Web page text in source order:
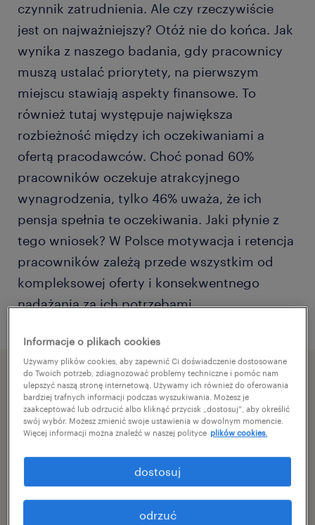
czynnik zatrudnienia. Ale czy rzeczywiście
jest on najważniejszy? Otóż nie do końca. Jak
wynika z naszego badania, gdy pracownicy
muszą ustalać priorytety, na pierwszym
miejscu stawiają aspekty finansowe. To
również tutaj występuje największa
rozbieżność między ich oczekiwaniami a
ofertą pracodawców. Choć ponad 60%
pracowników oczekuje atrakcyjnego
wynagrodzenia, tylko 46% uważa, że ich
pensja spełnia te oczekiwania. Jaki płynie z
tego wniosek? W Polsce motywacja i retencja
pracowników zależą przede wszystkim od
kompleksowej oferty i konsekwentnego
nadążania za ich potrzebami.
Informacje o plikach cookies
Używamy plików cookies, aby zapewnić Ci doświadczenie dostosowane
do Twoich potrzeb, zdiagnozować problemy techniczne i pomóc nam
ulepszyć naszą stronę internetową. Używamy ich również do oferowania
bardziej trafnych informacji podczas wyszukiwania. Możesz je
zaakceptować lub odrzucić albo kliknąć przycisk „dostosuj”, aby określić
swój wybór. Możesz zmienić swoje ustawienia w dowolnym momencie.
Więcej informacji można znaleźć w naszej polityce plików cookies.
odrzuć
dostosuj